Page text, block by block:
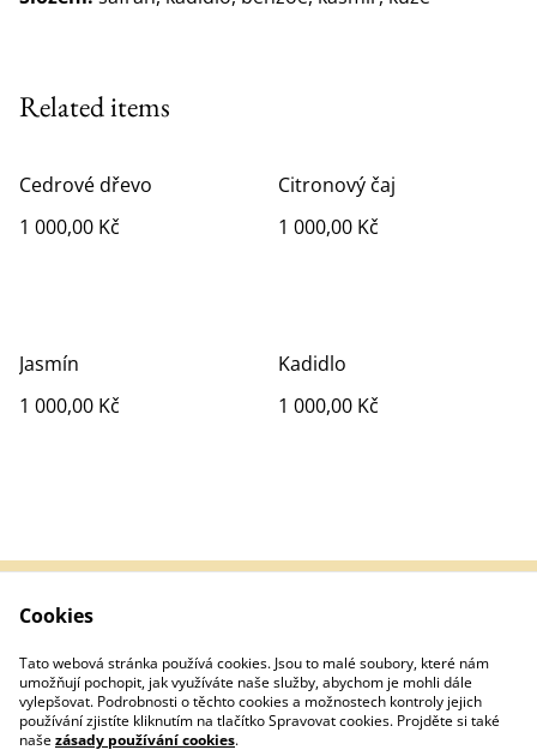
Related items
Cedrové dřevo
1 000,00 Kč
Citronový čaj
1 000,00 Kč
Jasmín
1 000,00 Kč
Kadidlo
1 000,00 Kč
Zpracování osobních
údajů
Cookie Policy
Cookies
Tato webová stránka používá cookies. Jsou to malé soubory, které nám
umožňují pochopit, jak využíváte naše služby, abychom je mohli dále
vylepšovat. Podrobnosti o těchto cookies a možnostech kontroly jejich
používání zjistíte kliknutím na tlačítko Spravovat cookies. Projděte si také
našezásady používání cookies.